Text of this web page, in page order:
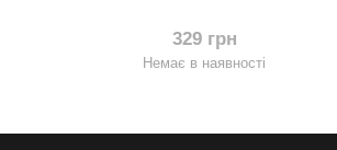
329 грн
Немає в наявності